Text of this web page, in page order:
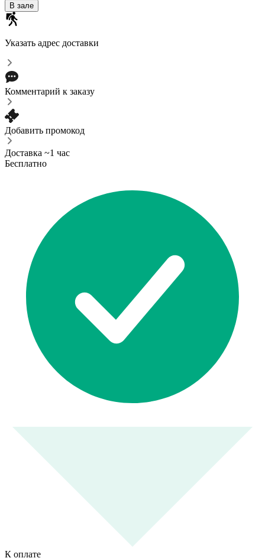
В зале
Указать адрес доставки
Комментарий к заказу
Добавить промокод
Доставка ~1 час
Бесплатно
К оплате